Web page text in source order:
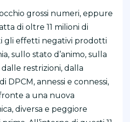
grossi numeri, eppure
di oltre 11 milioni di
gli effetti negativi prodotti
sullo stato d’animo, sulla
restrizioni, dalla
DPCM, annessi e connessi,
a una nuova
diversa e peggiore